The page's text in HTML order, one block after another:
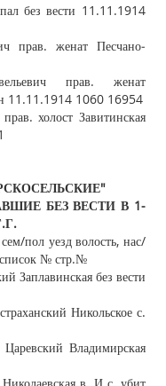
без вести 11.11.1914
прав. женат Песчано‐
прав. женат
11.11.1914 1060 16954
холост Завитинская
БЕЗ ВЕСТИ В 1‐
пол уезд волость, нас/
№ стр.№
Заплавинская без вести
Никольское с.
Владимирская
в. И с. убит